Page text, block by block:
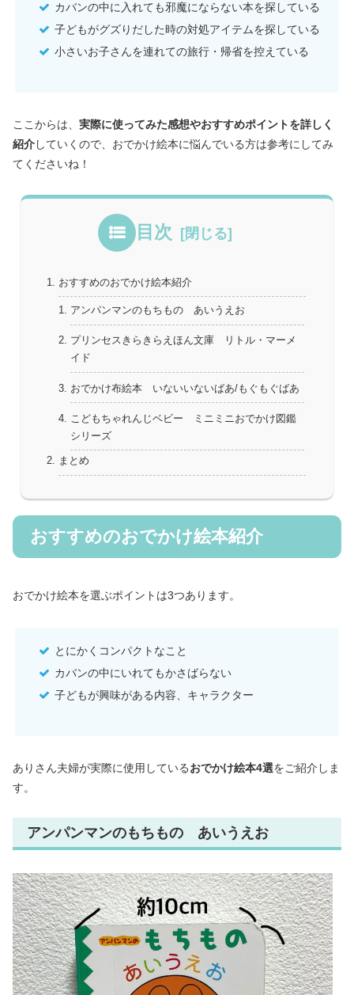
カバンの中に入れても邪魔にならない本を探している
子どもがグズりだした時の対処アイテムを探している
小さいお子さんを連れての旅行・帰省を控えている
ここからは、 実際に使ってみた感想やおすすめポイントを詳しく
紹介していくので、おでかけ絵本に悩んでいる方は参考にしてみ
てくださいね！
目次
おすすめのおでかけ絵本紹介
アンパンマンのもちもの あいうえお
プリンセスきらきらえほん文庫 リトル・マーメ
イド
おでかけ布絵本 いないいないばあ/もぐもぐばあ
こどもちゃれんじベビー ミニミニおでかけ図鑑
シリーズ
まとめ
おすすめのおでかけ絵本紹介
おでかけ絵本を選ぶポイントは3つあります。
とにかくコンパクトなこと
カバンの中にいれてもかさばらない
子どもが興味がある内容、キャラクター
ありさん夫婦が実際に使用しているおでかけ絵本4選をご紹介しま
す。
アンパンマンのもちもの あいうえお